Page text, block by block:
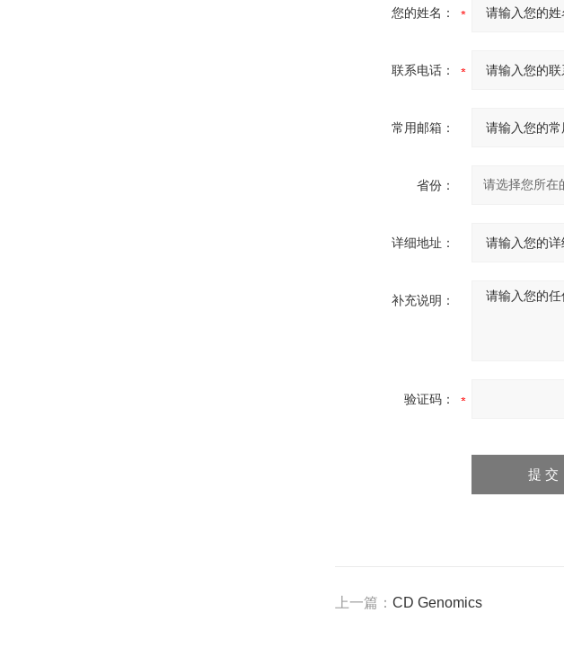
您的姓名：
联系电话：
常用邮箱：
省份：
详细地址：
补充说明：
验证码：
上一篇： CD Genomics